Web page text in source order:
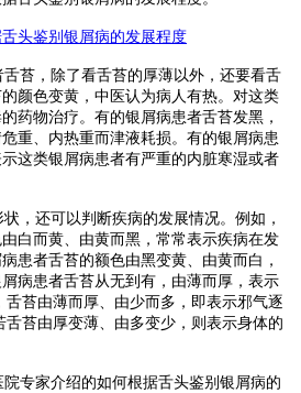
苔，除了看舌苔的厚薄以外，还要看舌
颜色变黄，中医认为病人有热。对这类
药物治疗。有的银屑病患者舌苔发黑，
重、内热重而津液耗损。有的银屑病患
这类银屑病患者有严重的内脏寒湿或者
，还可以判断疾病的发展情况。例如，
白而黄、由黄而黑，常常表示疾病在发
患者舌苔的额色由黑变黄、由黄而白，
病患者舌苔从无到有，由薄而厚，表示
苔由薄而厚、由少而多，即表示邪气逐
苔由厚变薄、由多变少，则表示身体的
专家介绍的如何根据舌头鉴别银屑病的